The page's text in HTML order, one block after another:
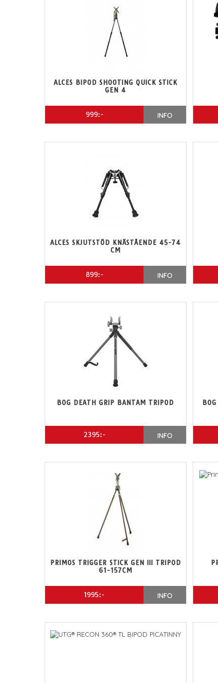
ALCES BIPOD SHOOTING QUICK STICK
GEN 4
999:- INFO
ALCES SKJUTSTÖD KNÄSTÅENDE 45-74
CM
899:- INFO
BOG DEATH GRIP BANTAM TRIPOD
2395:- INFO
PRIMOS TRIGGER STICK GEN III TRIPOD
61-157CM
1995:- INFO